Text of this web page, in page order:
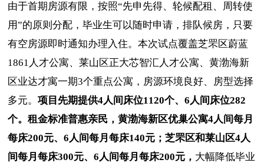
由于首期房源有限，按照“先申先得、轮候配租、周转使
用”的原则分配，毕业生可以随时申请，排队候房，只要
有空房源即时通知办理入住。本次试点覆盖芝罘区蔚蓝
1861人才公寓、莱山区正大芯智汇人才公寓、黄渤海新
区业达才寓一期3个重点公寓，房源环境良好、房型选择
多元。项目先期提供4人间床位1120个、6人间床位282
个。租金标准普惠亲民，黄渤海新区优巢公寓4人间每月
每床200元、6人间每月每床140元；芝罘区和莱山区4人
间每月每床300元、6人间每月每床200元， 大幅降低毕业